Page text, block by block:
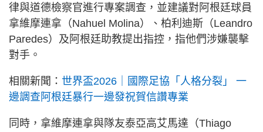
律與道德檢察官進行專案調查，並建議對阿根廷球員
拿維摩連拿（Nahuel Molina）、柏利迪斯（Leandro
Paredes）及阿根廷助教提出指控，指他們涉嫌襲擊
對手。
相關新聞： 世界盃2026｜國際足協「人格分裂」 一
邊調查阿根廷暴行一邊發祝賀信讚專業
同時，拿維摩連拿與隊友泰亞高艾馬達（Thiago